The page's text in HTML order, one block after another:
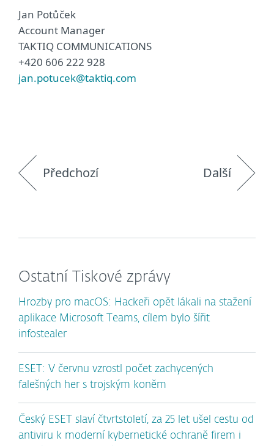
Jan Potůček
Account Manager
TAKTIQ COMMUNICATIONS
+420 606 222 928
jan.potucek@taktiq.com
Předchozí Další
Ostatní Tiskové zprávy
Hrozby pro macOS: Hackeři opět lákali na stažení
aplikace Microsoft Teams, cílem bylo šířit
infostealer
ESET: V červnu vzrostl počet zachycených
falešných her s trojským koněm
Český ESET slaví čtvrtstoletí, za 25 let ušel cestu od
antiviru k moderní kybernetické ochraně firem i